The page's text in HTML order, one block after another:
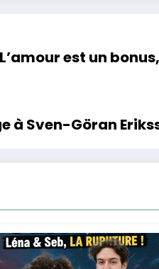
est un
à Sven-Göran